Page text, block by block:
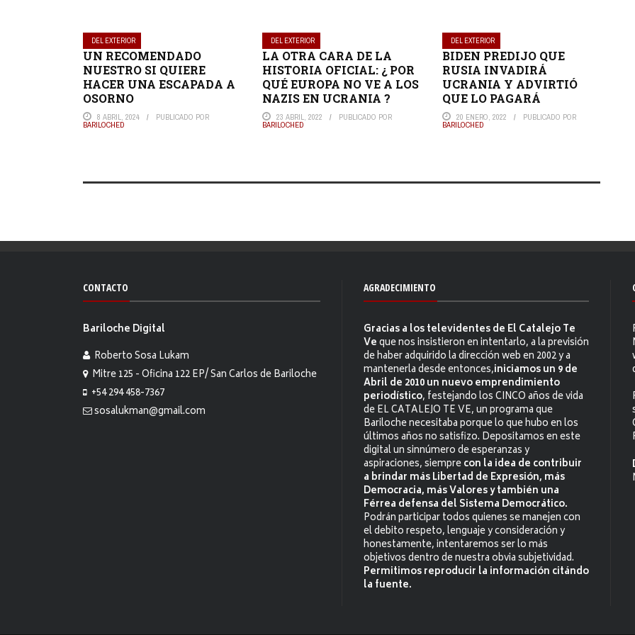
DEL EXTERIOR
UN RECOMENDADO
NUESTRO SI QUIERE
HACER UNA ESCAPADA A
OSORNO
8 ABRIL, 2024 PUBLICADO POR
BARILOCHED
DEL EXTERIOR
LA OTRA CARA DE LA
HISTORIA OFICIAL: ¿ POR
QUÉ EUROPA NO VE A LOS
NAZIS EN UCRANIA ?
23 ABRIL, 2022 PUBLICADO POR
BARILOCHED
DEL EXTERIOR
BIDEN PREDIJO QUE
RUSIA INVADIRÁ
UCRANIA Y ADVIRTIÓ
QUE LO PAGARÁ
20 ENERO, 2022 PUBLICADO POR
BARILOCHED
CONTACTO
Bariloche Digital
Roberto Sosa Lukam
Mitre 125 - Oficina 122 EP/ San Carlos de Bariloche
+54 294 458-7367
sosalukman@gmail.com
AGRADECIMIENTO
Gracias a los televidentes de El Catalejo Te
Veque nos insistieron en intentarlo, a la previsión
de haber adquirido la dirección web en 2002 y a
mantenerla desde entonces,iniciamos un 9 de
Abril de 2010 un nuevo emprendimiento
periodístico, festejando los CINCO años de vida
de EL CATALEJO TE VE, un programa que
Bariloche necesitaba porque lo que hubo en los
últimos años no satisfizo. Depositamos en este
digital un sinnúmero de esperanzas y
aspiraciones, siemprecon la idea de contribuir
a brindar más Libertad de Expresión, más
Democracia, más Valores y también una
Férrea defensa del Sistema Democrático.
Podrán participar todos quienes se manejen con
el debito respeto, lenguaje y consideración y
honestamente, intentaremos ser lo más
objetivos dentro de nuestra obvia subjetividad.
Permitimos reproducir la información citándo
la fuente.